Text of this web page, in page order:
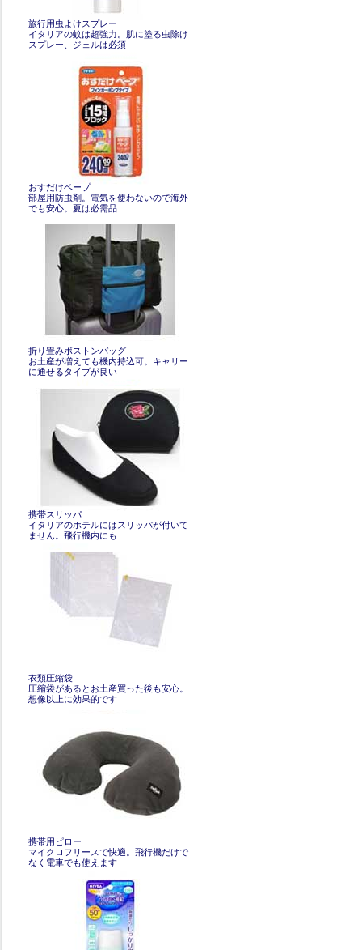
旅行用虫よけスプレー
イタリアの蚊は超強力。肌に塗る虫除け
スプレー、ジェルは必須
おすだけベープ
部屋用防虫剤。電気を使わないので海外
でも安心。夏は必需品
折り畳みボストンバッグ
お土産が増えても機内持込可。キャリー
に通せるタイプが良い
携帯スリッパ
イタリアのホテルにはスリッパが付いて
ません。飛行機内にも
衣類圧縮袋
圧縮袋があるとお土産買った後も安心。
想像以上に効果的です
携帯用ピロー
マイクロフリースで快適。飛行機だけで
なく電車でも使えます